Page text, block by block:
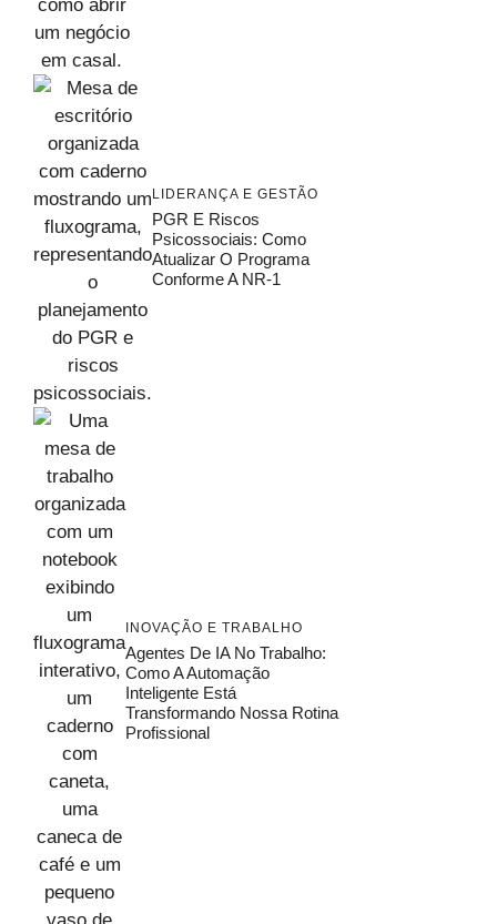
LIDERANÇA E GESTÃO
PGR E Riscos
Psicossociais: Como
Atualizar O Programa
Conforme A NR-1
INOVAÇÃO E TRABALHO
Agentes De IA No Trabalho:
Como A Automação
Inteligente Está
Transformando Nossa Rotina
Profissional